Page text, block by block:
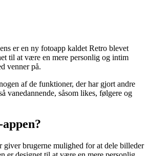
er en ny fotoapp kaldet Retro blevet
til at være en mere personlig og intim
venner på.
af ​​de funktioner, der har gjort andre
vanedannende, såsom likes, følgere og
giver brugerne mulighed for at dele billeder